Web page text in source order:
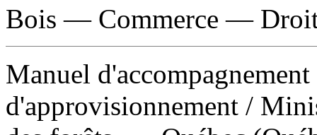
Bois — Commerce —
Manuel
d'approvisionnement /